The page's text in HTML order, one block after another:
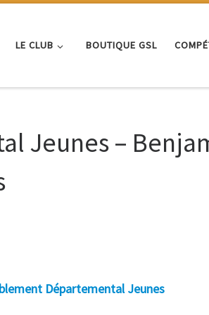
LE CLUB BOUTIQUE GSL
Jeunes –
Départemental Jeunes